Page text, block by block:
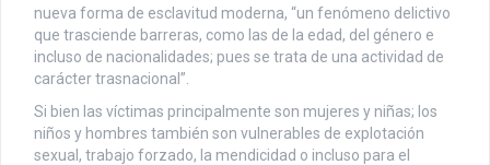
nueva forma de esclavitud moderna, “un fenómeno delictivo
que trasciende barreras, como las de la edad, del género e
incluso de nacionalidades; pues se trata de una actividad de
carácter trasnacional”.
Si bien las víctimas principalmente son mujeres y niñas; los
niños y hombres también son vulnerables de explotación
sexual, trabajo forzado, la mendicidad o incluso para el